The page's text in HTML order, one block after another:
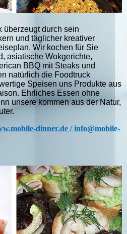
überzeugt durch sein
und täglicher kreativer
Wir kochen für Sie
asiatische Wokgerichte,
BBQ mit Steaks und
natürlich die Foodtruck
Speisen uns Produkte aus
Ehrliches Essen ohne
unsere kommen aus der Natur,
dinner.de / info@mobile-